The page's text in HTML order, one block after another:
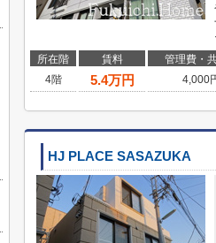
所在階 賃料 管理費・
4階
5.4万円 4,000
HJ PLACE SASAZUKA